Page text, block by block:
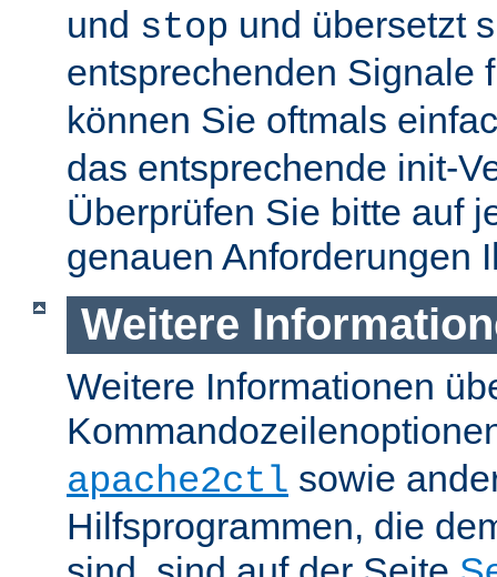
und stop und übersetzt
entsprechenden Signale
können Sie oftmals
das entsprechende init-
Überprüfen Sie bitte auf
genauen Anforderungen
Weitere
Weitere Informationen
apache2ctl sowie
Hilfsprogrammen, die